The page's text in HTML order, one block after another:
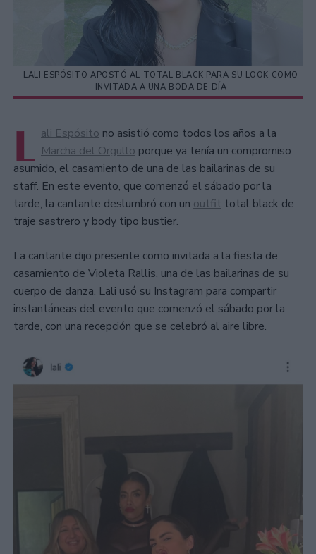
LALI ESPÓSITO APOSTÓ AL TOTAL BLACK PARA SU LOOK COMO
INVITADA A UNA BODA DE DÍA
L ali Espósito no asistió como todos los años a la
Marcha del Orgullo porque ya tenía un compromiso
asumido, el casamiento de una de las bailarinas de su
staff. En este evento, que comenzó el sábado por la
tarde, la cantante deslumbró con un outfit total black de
traje sastrero y body tipo bustier.
La cantante dijo presente como invitada a la fiesta de
casamiento de Violeta Rallis, una de las bailarinas de su
cuerpo de danza. Lali usó su Instagram para compartir
instantáneas del evento que comenzó el sábado por la
tarde, con una recepción que se celebró al aire libre.